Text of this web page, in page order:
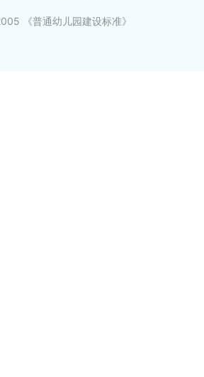
《普通幼儿园建设标准》